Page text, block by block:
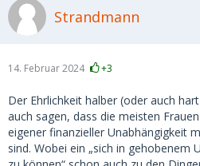
Strandmann
14. Februar 2024 +3
Der Ehrlichkeit halber (oder auch
auch sagen, dass die meisten
eigener finanzieller Unabhängigkeit
sind. Wobei ein „sich in gehobenem